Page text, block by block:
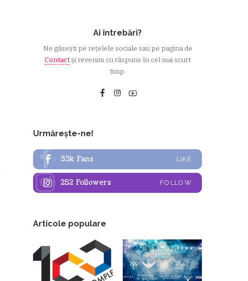
Ai întrebări?
Ne găsești pe rețelele sociale sau pe pagina de
Contactși revenim cu răspuns în cel mai scurt
timp.
Urmărește-ne!
33k Fans LIKE
252 Followers FOLLOW
Articole populare